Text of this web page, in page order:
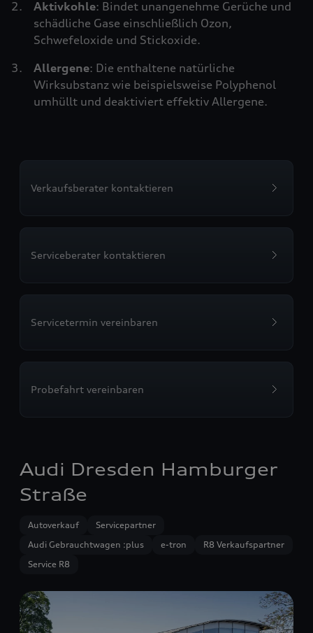
Aktivkohle: Bindet unangenehme Gerüche und
schädliche Gase einschließlich Ozon,
Schwefeloxide und Stickoxide.
Allergene: Die enthaltene natürliche
Wirksubstanz wie beispielsweise Polyphenol
umhüllt und deaktiviert effektiv Allergene.
Verkaufsberater kontaktieren
Serviceberater kontaktieren
Servicetermin vereinbaren
Probefahrt vereinbaren
Audi Dresden Hamburger
Straße
Autoverkauf
Servicepartner
Audi Gebrauchtwagen :plus
e-tron
R8 Verkaufspartner
Service R8